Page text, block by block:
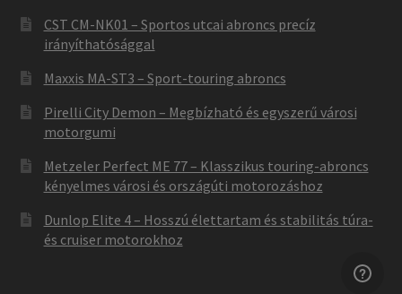
CST CM-NK01 – Sportos utcai abroncs precíz
irányíthatósággal
Maxxis MA-ST3 – Sport-touring abroncs
Pirelli City Demon – Megbízható és egyszerű városi
motorgumi
Metzeler Perfect ME 77 – Klasszikus touring-abroncs
kényelmes városi és országúti motorozáshoz
Dunlop Elite 4 – Hosszú élettartam és stabilitás túra-
és cruiser motorokhoz